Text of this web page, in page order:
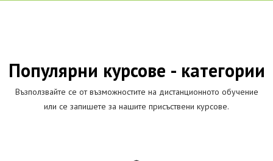
Популярни курсове - категории
Възползвайте се от възможностите на дистанционното обучение
или се запишете за нашите присъствени курсове.